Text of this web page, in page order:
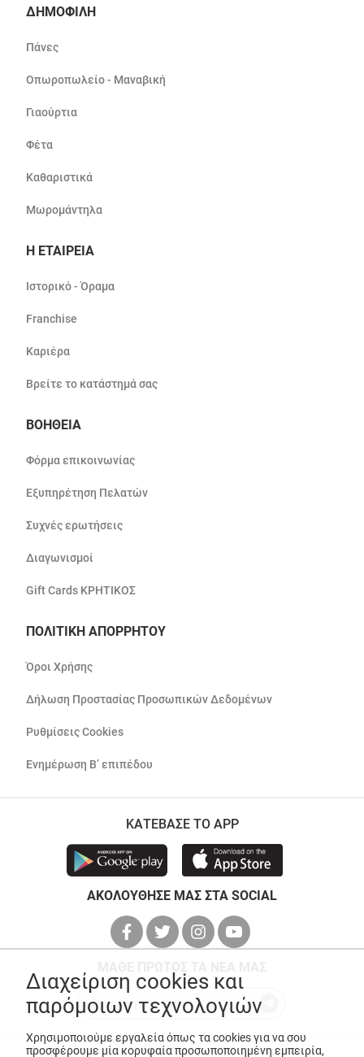
ΔΗΜΟΦΙΛΗ
Πάνες
Οπωροπωλείο - Μαναβική
Γιαούρτια
Φέτα
Καθαριστικά
Μωρομάντηλα
Η ΕΤΑΙΡΕΙΑ
Ιστορικό - Όραμα
Franchise
Καριέρα
Βρείτε το κατάστημά σας
ΒΟΗΘΕΙΑ
Φόρμα επικοινωνίας
Εξυπηρέτηση Πελατών
Συχνές ερωτήσεις
Διαγωνισμοί
Gift Cards ΚΡΗΤΙΚΟΣ
ΠΟΛΙΤΙΚΗ ΑΠΟΡΡΗΤΟΥ
Όροι Χρήσης
Δήλωση Προστασίας Προσωπικών Δεδομένων
Ρυθμίσεις Cookies
Ενημέρωση Β’ επιπέδου
ΚΑΤΕΒΑΣΕ ΤΟ APP
ΑΚΟΛΟΥΘΗΣΕ ΜΑΣ ΣΤΑ SOCIAL
Διαχείριση cookies και
παρόμοιων τεχνολογιών
Χρησιμοποιούμε εργαλεία όπως τα cookies για να σου
προσφέρουμε μία κορυφαία προσωποποιημένη εμπειρία,